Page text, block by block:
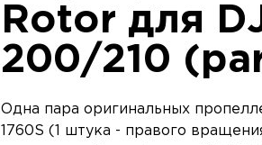
Rotor для
200/210
Одна пара оригинальных
1760S (1 штука - правого